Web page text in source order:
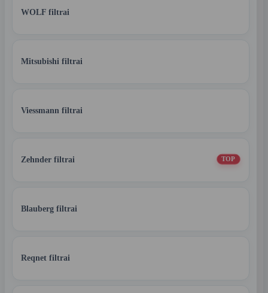
WOLF filtrai
Mitsubishi filtrai
Viessmann filtrai
Zehnder filtrai TOP
Blauberg filtrai
Reqnet filtrai